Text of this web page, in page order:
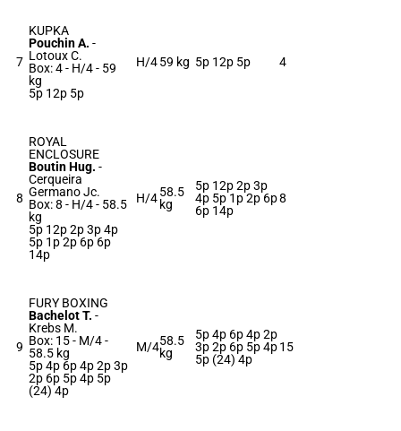
7
KUPKA
Pouchin A. -
Lotoux C.
Box: 4 - H/4 - 59
kg
5p 12p 5p
H/459 kg 5p 12p 5p 4
8
ROYAL
ENCLOSURE
Boutin Hug. -
Cerqueira
Germano Jc.
Box: 8 - H/4 - 58.5
kg
5p 12p 2p 3p 4p
5p 1p 2p 6p 6p
14p
H/458.5
kg
5p 12p 2p 3p
4p 5p 1p 2p 6p
6p 14p
8
9
FURY BOXING
Bachelot T. -
Krebs M.
Box: 15 - M/4 -
58.5 kg
5p 4p 6p 4p 2p 3p
2p 6p 5p 4p 5p
(24) 4p
M/458.5
kg
5p 4p 6p 4p 2p
3p 2p 6p 5p 4p
5p (24) 4p
15